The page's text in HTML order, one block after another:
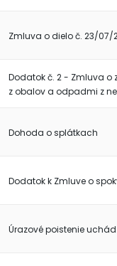
Zmluva o dielo č. 23/07/
Dodatok č. 2 - Zmluva
z obalov a odpadmi z
Dohoda o splátkach
Dodatok k Zmluve o
Úrazové poistenie